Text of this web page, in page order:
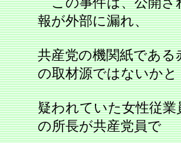
報が外部に漏れ、
共産党の機関紙であ
の取材源ではないかと
疑われていた女性従
の所長が共産党員で